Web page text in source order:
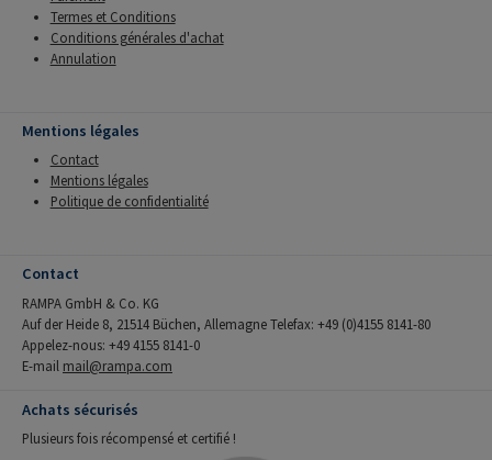
Termes et Conditions
Conditions générales d'achat
Annulation
Mentions légales
Contact
Mentions légales
Politique de confidentialité
Contact
RAMPA GmbH & Co. KG
Auf der Heide 8, 21514 Büchen, Allemagne Telefax: +49 (0)4155 8141-80
Appelez-nous: +49 4155 8141-0
E-mail mail@rampa.com
Achats sécurisés
Plusieurs fois récompensé et certifié !